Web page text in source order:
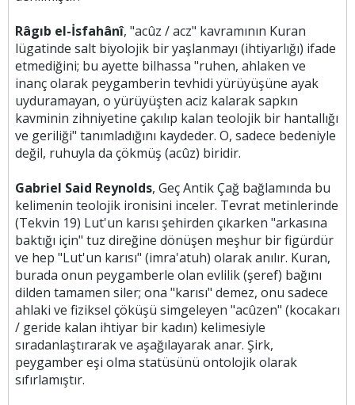
Râgıb el-İsfahânî, "acûz / acz" kavramının Kuran
lügatinde salt biyolojik bir yaşlanmayı (ihtiyarlığı) ifade
etmediğini; bu ayette bilhassa "ruhen, ahlaken ve
inanç olarak peygamberin tevhidi yürüyüşüne ayak
uyduramayan, o yürüyüşten aciz kalarak sapkın
kavminin zihniyetine çakılıp kalan teolojik bir hantallığı
ve geriliği" tanımladığını kaydeder. O, sadece bedeniyle
değil, ruhuyla da çökmüş (acûz) biridir.
Gabriel Said Reynolds, Geç Antik Çağ bağlamında bu
kelimenin teolojik ironisini inceler. Tevrat metinlerinde
(Tekvin 19) Lut'un karısı şehirden çıkarken "arkasına
baktığı için" tuz direğine dönüşen meşhur bir figürdür
ve hep "Lut'un karısı" (imra'atuh) olarak anılır. Kuran,
burada onun peygamberle olan evlilik (şeref) bağını
dilden tamamen siler; ona "karısı" demez, onu sadece
ahlaki ve fiziksel çöküşü simgeleyen "acûzen" (kocakarı
/ geride kalan ihtiyar bir kadın) kelimesiyle
sıradanlaştırarak ve aşağılayarak anar. Şirk,
peygamber eşi olma statüsünü ontolojik olarak
sıfırlamıştır.